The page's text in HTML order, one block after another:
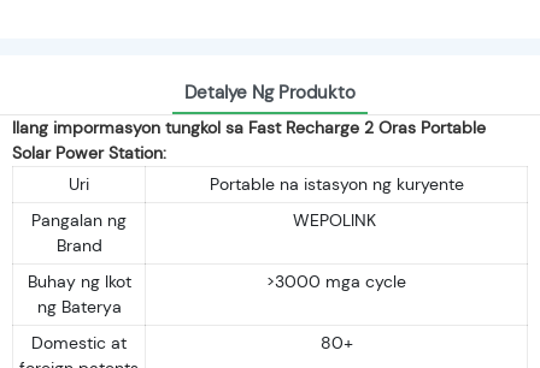
Detalye Ng Produkto
Ilang impormasyon tungkol sa Fast Recharge 2 Oras Portable
Solar Power Station:
Uri
Portable na istasyon ng kuryente
Pangalan ng
Brand
WEPOLINK
Buhay ng Ikot
ng Baterya
>3000 mga cycle
Domestic at
80+